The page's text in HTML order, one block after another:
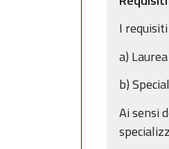
I
a)
b)
Ai sensi